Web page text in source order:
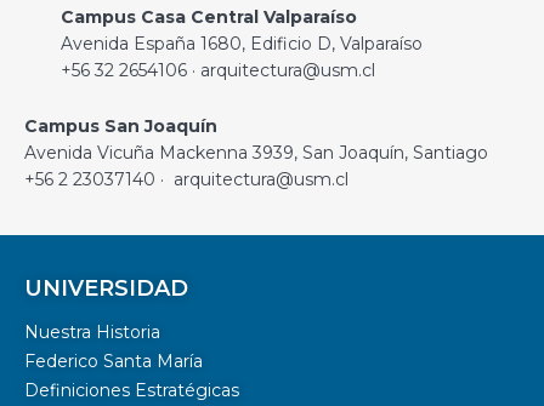
Campus Casa Central Valparaíso
Avenida España 1680, Edificio D, Valparaíso
+56 32 2654106 · arquitectura@usm.cl
Campus San Joaquín
Avenida Vicuña Mackenna 3939, San Joaquín, Santiago
+56 2 23037140 · arquitectura@usm.cl
UNIVERSIDAD
Nuestra Historia
Federico Santa María
Definiciones Estratégicas